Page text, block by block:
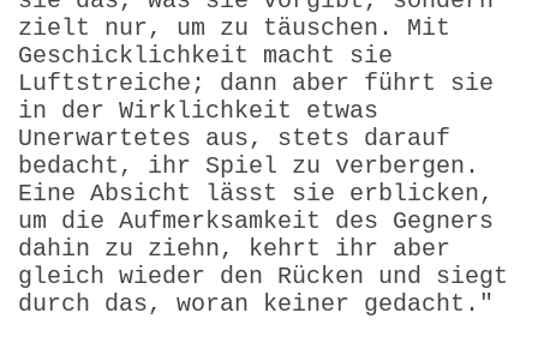
zielt nur, um zu täuschen. Mit
Geschicklich­keit macht sie
Luftstreiche; dann aber führt sie
in der Wirklichkeit etwas
Unerwartetes aus, stets darauf
bedacht, ihr Spiel zu verbergen.
Eine Absicht lässt sie erblicken,
um die Aufmerksamkeit des Gegners
dahin zu ziehn, kehrt ihr aber
gleich wieder den Rücken und siegt
durch das, woran keiner gedacht."